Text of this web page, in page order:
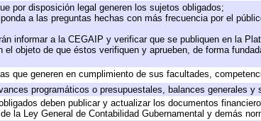
por disposición legal generen los sujetos obligados;
a las preguntas hechas con más frecuencia por el
informar a la CEGAIP y verificar que se publiquen en la
el objeto de que éstos verifiquen y aprueben, de forma
que generen en cumplimiento de sus facultades,
programáticos o presupuestales, balances generales y
deben publicar y actualizar los documentos
la Ley General de Contabilidad Gubernamental y demás